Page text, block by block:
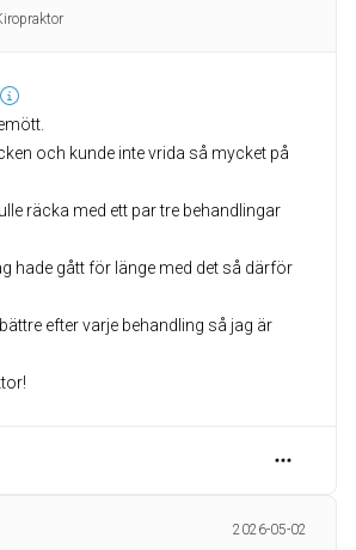
och kunde inte vrida så mycket på
räcka med ett par tre behandlingar
hade gått för länge med det så därför
bättre efter varje behandling så jag är
2026-05-02